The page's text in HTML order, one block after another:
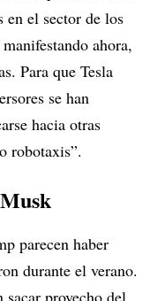
en el sector de los
ahora,
Para que Tesla
se han
hacia otras
robotaxis”.
parecen haber
durante el verano.
provecho del